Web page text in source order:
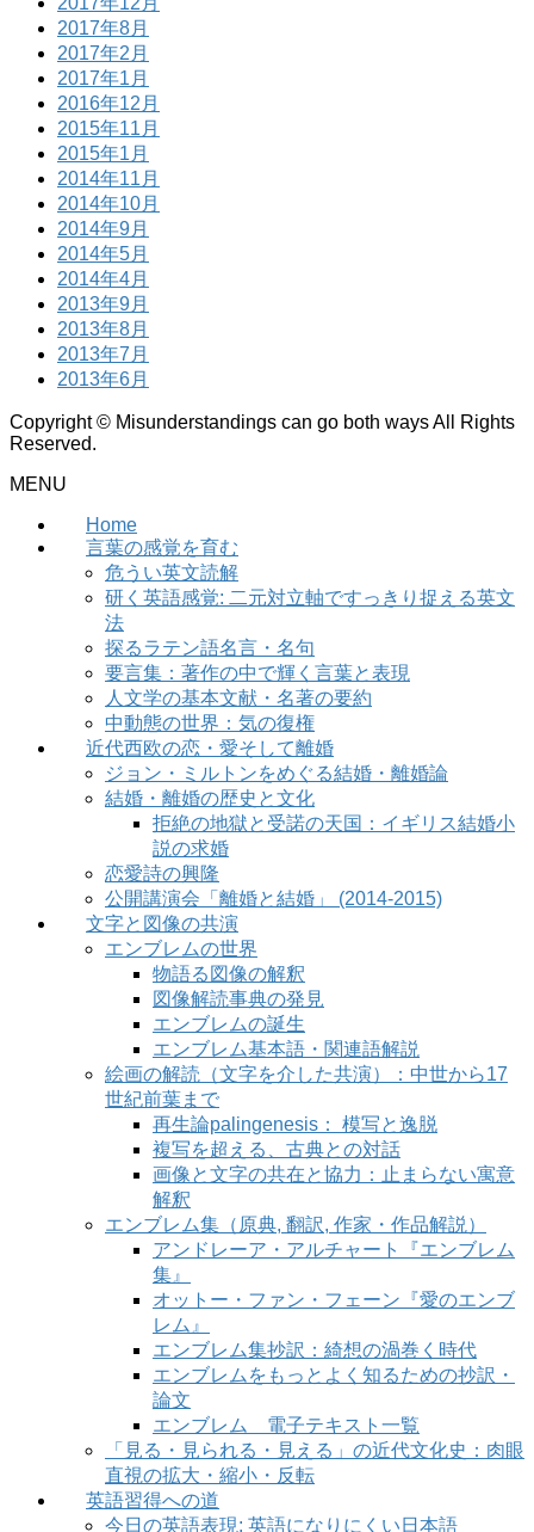
2017年8月
2017年2月
2017年1月
2016年12月
2015年11月
2015年1月
2014年11月
2014年10月
2014年9月
2014年5月
2014年4月
2013年9月
2013年8月
2013年7月
2013年6月
Copyright © Misunderstandings can go both ways All Rights
Reserved.
MENU
Home
言葉の感覚を育む
危うい英文読解
研く英語感覚: 二元対立軸ですっきり捉える英文
法
探るラテン語名言・名句
要言集：著作の中で輝く言葉と表現
人文学の基本文献・名著の要約
中動態の世界：気の復権
近代西欧の恋・愛そして離婚
ジョン・ミルトンをめぐる結婚・離婚論
結婚・離婚の歴史と文化
拒絶の地獄と受諾の天国：イギリス結婚小
説の求婚
恋愛詩の興隆
公開講演会「離婚と結婚」 (2014-2015)
文字と図像の共演
エンブレムの世界
物語る図像の解釈
図像解読事典の発見
エンブレムの誕生
エンブレム基本語・関連語解説
絵画の解読（文字を介した共演）：中世から17
世紀前葉まで
再生論palingenesis： 模写と逸脱
複写を超える、古典との対話
画像と文字の共在と協力：止まらない寓意
解釈
エンブレム集（原典, 翻訳, 作家・作品解説）
アンドレーア・アルチャート『エンブレム
集』
オットー・ファン・フェーン『愛のエンブ
レム』
エンブレム集抄訳：綺想の渦巻く時代
エンブレムをもっとよく知るための抄訳・
論文
エンブレム 電子テキスト一覧
「見る・見られる・見える」の近代文化史：肉眼
直視の拡大・縮小・反転
英語習得への道
今日の英語表現: 英語になりにくい日本語